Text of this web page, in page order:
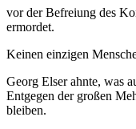
vor der Befreiung des
ermordet.
Keinen einzigen
Georg Elser ahnte, was
Entgegen der großen
bleiben.